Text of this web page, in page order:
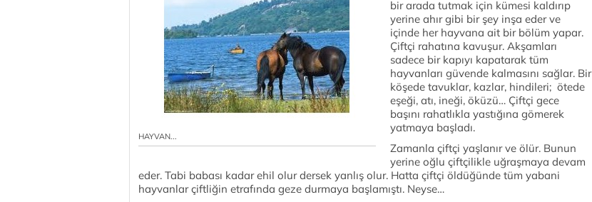
HAYVAN...
bir arada tutmak için kümesi kaldırıp
yerine ahır gibi bir şey inşa eder ve
içinde her hayvana ait bir bölüm yapar.
Çiftçi rahatına kavuşur. Akşamları
sadece bir kapıyı kapatarak tüm
hayvanları güvende kalmasını sağlar. Bir
köşede tavuklar, kazlar, hindileri; ötede
eşeği, atı, ineği, öküzü… Çiftçi gece
başını rahatlıkla yastığına gömerek
yatmaya başladı.
Zamanla çiftçi yaşlanır ve ölür. Bunun
yerine oğlu çiftçilikle uğraşmaya devam
eder. Tabi babası kadar ehil olur dersek yanlış olur. Hatta çiftçi öldüğünde tüm yabani
hayvanlar çiftliğin etrafında geze durmaya başlamıştı. Neyse…